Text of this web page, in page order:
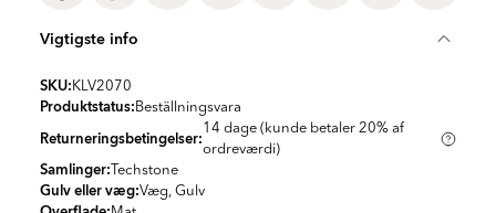
fr.38
Vigtigste info
SKU: KLV2070
Produktstatus: Beställningsvara
Returneringsbetingelser:14 dage (kunde betaler 20% af
ordreværdi)
Samlinger: Techstone
Gulv eller væg:Væg, Gulv